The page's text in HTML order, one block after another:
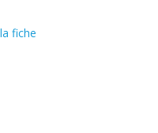
fiche